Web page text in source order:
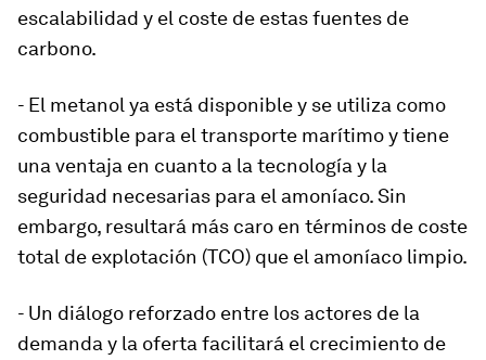
escalabilidad y el coste de estas fuentes de
carbono.
- El metanol ya está disponible y se utiliza como
combustible para el transporte marítimo y tiene
una ventaja en cuanto a la tecnología y la
seguridad necesarias para el amoníaco. Sin
embargo, resultará más caro en términos de coste
total de explotación (TCO) que el amoníaco limpio.
- Un diálogo reforzado entre los actores de la
demanda y la oferta facilitará el crecimiento de